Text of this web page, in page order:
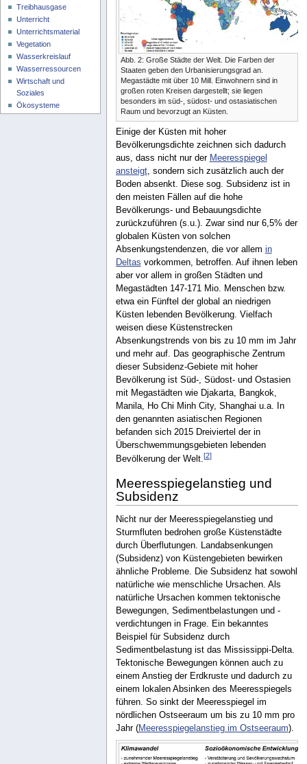
Abb. 2: Große Städte der Welt. Die Farben der
Staaten geben den Urbanisierungsgrad an.
Megastädte mit über 10 Mill. Einwohnern sind in
großen roten Kreisen dargestellt; sie liegen
besonders im süd-, südost- und ostasiatischen
Raum und bevorzugt an Küsten.
Einige der Küsten mit hoher
Bevölkerungsdichte zeichnen sich dadurch
aus, dass nicht nur der Meeresspiegel
ansteigt, sondern sich zusätzlich auch der
Boden absenkt. Diese sog. Subsidenz ist in
den meisten Fällen auf die hohe
Bevölkerungs- und Bebauungsdichte
zurückzuführen (s.u.). Zwar sind nur 6,5% der
globalen Küsten von solchen
Absenkungstendenzen, die vor allem in
Deltas vorkommen, betroffen. Auf ihnen leben
aber vor allem in großen Städten und
Megastädten 147-171 Mio. Menschen bzw.
etwa ein Fünftel der global an niedrigen
Küsten lebenden Bevölkerung. Vielfach
weisen diese Küstenstrecken
Absenkungstrends von bis zu 10 mm im Jahr
und mehr auf. Das geographische Zentrum
dieser Subsidenz-Gebiete mit hoher
Bevölkerung ist Süd-, Südost- und Ostasien
mit Megastädten wie Djakarta, Bangkok,
Manila, Ho Chi Minh City, Shanghai u.a. In
den genannten asiatischen Regionen
befanden sich 2015 Dreiviertel der in
Überschwemmungsgebieten lebenden
Bevölkerung der Welt. [2]
Meeresspiegelanstieg und
Subsidenz
Nicht nur der Meeresspiegelanstieg und
Sturmfluten bedrohen große Küstenstädte
durch Überflutungen. Landabsenkungen
(Subsidenz) von Küstengebieten bewirken
ähnliche Probleme. Die Subsidenz hat sowohl
natürliche wie menschliche Ursachen. Als
natürliche Ursachen kommen tektonische
Bewegungen, Sedimentbelastungen und -
verdichtungen in Frage. Ein bekanntes
Beispiel für Subsidenz durch
Sedimentbelastung ist das Mississippi-Delta.
Tektonische Bewegungen können auch zu
einem Anstieg der Erdkruste und dadurch zu
einem lokalen Absinken des Meeresspiegels
führen. So sinkt der Meeresspiegel im
nördlichen Ostseeraum um bis zu 10 mm pro
Jahr (Meeresspiegelanstieg im Ostseeraum).
Treibhausgase
Unterricht
Unterrichtsmaterial
Vegetation
Wasserkreislauf
Wasserressourcen
Wirtschaft und
Soziales
Ökosysteme